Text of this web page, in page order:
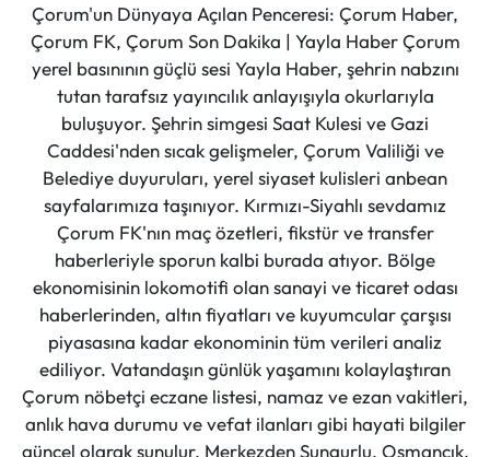
Çorum'un Dünyaya Açılan Penceresi: Çorum Haber,
Çorum FK, Çorum Son Dakika | Yayla Haber Çorum
yerel basınının güçlü sesi Yayla Haber, şehrin nabzını
tutan tarafsız yayıncılık anlayışıyla okurlarıyla
buluşuyor. Şehrin simgesi Saat Kulesi ve Gazi
Caddesi'nden sıcak gelişmeler, Çorum Valiliği ve
Belediye duyuruları, yerel siyaset kulisleri anbean
sayfalarımıza taşınıyor. Kırmızı-Siyahlı sevdamız
Çorum FK'nın maç özetleri, fikstür ve transfer
haberleriyle sporun kalbi burada atıyor. Bölge
ekonomisinin lokomotifi olan sanayi ve ticaret odası
haberlerinden, altın fiyatları ve kuyumcular çarşısı
piyasasına kadar ekonominin tüm verileri analiz
ediliyor. Vatandaşın günlük yaşamını kolaylaştıran
Çorum nöbetçi eczane listesi, namaz ve ezan vakitleri,
anlık hava durumu ve vefat ilanları gibi hayati bilgiler
güncel olarak sunulur. Merkezden Sungurlu, Osmancık,